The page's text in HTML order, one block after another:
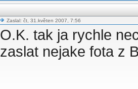
Zaslal: čt, 31.květen 2007, 7:56
O.K. tak ja rychle
zaslat nejake fota z